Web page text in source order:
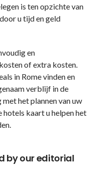
is ten opzichte van
u tijd en geld
en
of extra kosten.
in Rome vinden en
verblijf in de
met het plannen van uw
hotels kaart u helpen het
by our editorial